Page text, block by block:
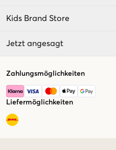
Kids Brand Store
Jetzt angesagt
Zahlungsmöglichkeiten
Liefermöglichkeiten